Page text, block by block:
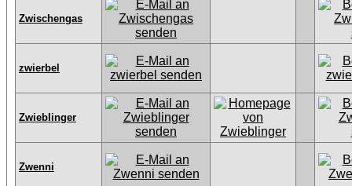
Zwischengas
zwierbel
Zwieblinger
Zwenni